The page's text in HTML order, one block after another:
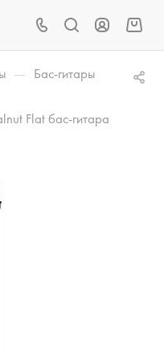
— Бас-гитары
Flat бас-гитара